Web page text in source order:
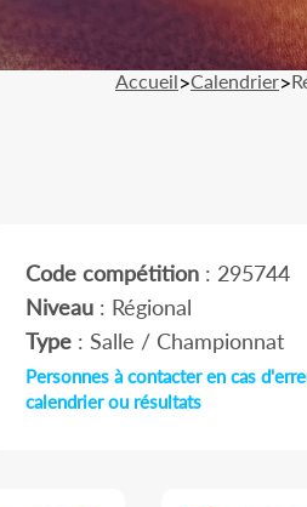
Accueil>Calendrier>
Code compétition: 295744
Niveau: Régional
Type: Salle / Championnat
Personnes à contacter en cas
calendrier ou résultats